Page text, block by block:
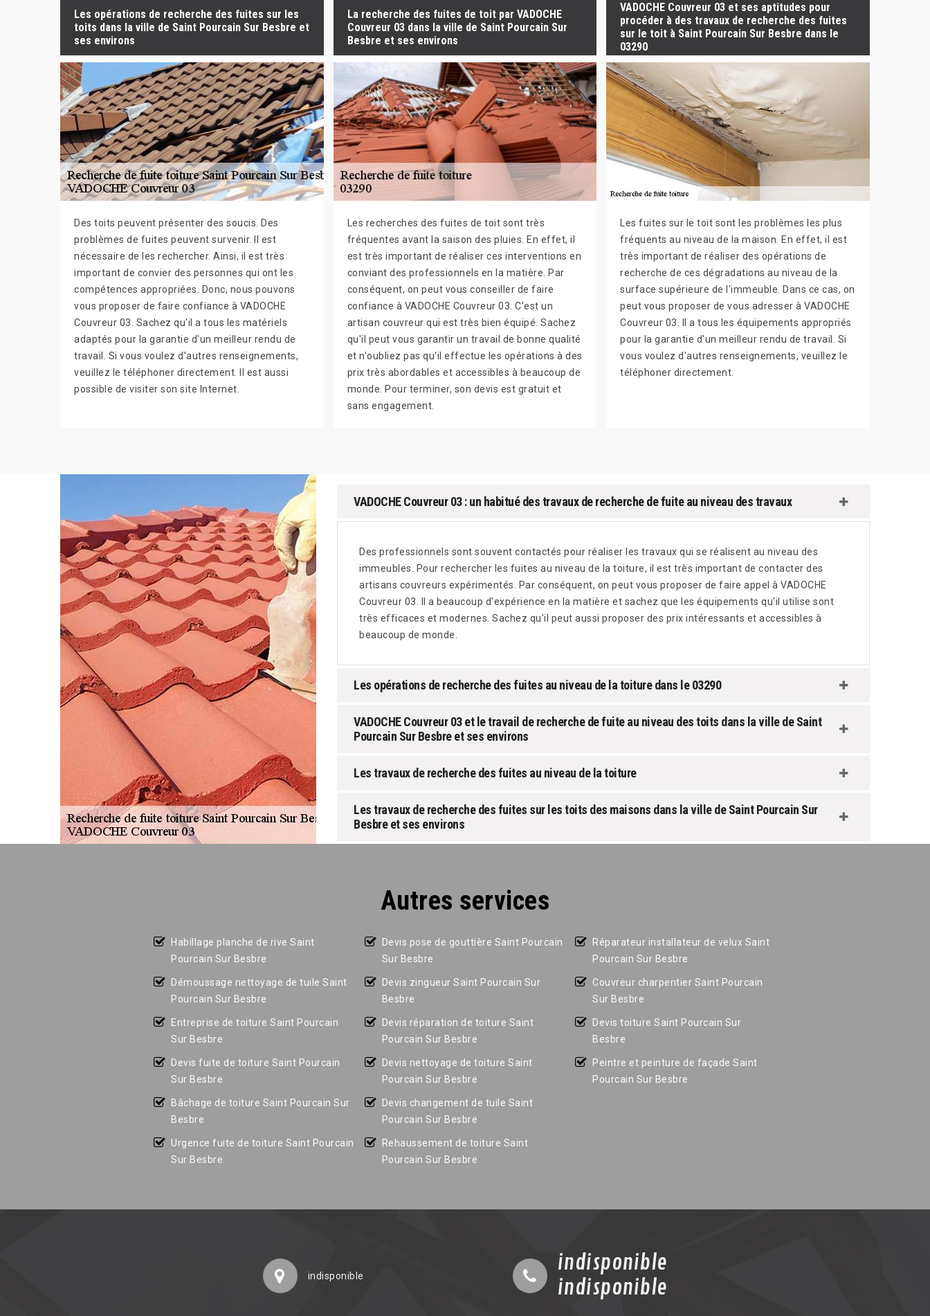
Les opérations de recherche des fuites sur les
toits dans la ville de Saint Pourcain Sur Besbre et
ses environs
Des toits peuvent présenter des soucis. Des
problèmes de fuites peuvent survenir. Il est
nécessaire de les rechercher. Ainsi, il est très
important de convier des personnes qui ont les
compétences appropriées. Donc, nous pouvons
vous proposer de faire confiance à VADOCHE
Couvreur 03. Sachez qu'il a tous les matériels
adaptés pour la garantie d'un meilleur rendu de
travail. Si vous voulez d'autres renseignements,
veuillez le téléphoner directement. Il est aussi
possible de visiter son site Internet.
La recherche des fuites de toit par VADOCHE
Couvreur 03 dans la ville de Saint Pourcain Sur
Besbre et ses environs
Les recherches des fuites de toit sont très
fréquentes avant la saison des pluies. En effet, il
est très important de réaliser ces interventions en
conviant des professionnels en la matière. Par
conséquent, on peut vous conseiller de faire
confiance à VADOCHE Couvreur 03. C'est un
artisan couvreur qui est très bien équipé. Sachez
qu'il peut vous garantir un travail de bonne qualité
et n'oubliez pas qu'il effectue les opérations à des
prix très abordables et accessibles à beaucoup de
monde. Pour terminer, son devis est gratuit et
sans engagement.
VADOCHE Couvreur 03 et ses aptitudes pour
procéder à des travaux de recherche des fuites
sur le toit à Saint Pourcain Sur Besbre dans le
03290
Les fuites sur le toit sont les problèmes les plus
fréquents au niveau de la maison. En effet, il est
très important de réaliser des opérations de
recherche de ces dégradations au niveau de la
surface supérieure de l'immeuble. Dans ce cas, on
peut vous proposer de vous adresser à VADOCHE
Couvreur 03. Il a tous les équipements appropriés
pour la garantie d'un meilleur rendu de travail. Si
vous voulez d'autres renseignements, veuillez le
téléphoner directement.
VADOCHE Couvreur 03 : un habitué des travaux de recherche de fuite au niveau des travaux
Des professionnels sont souvent contactés pour réaliser les travaux qui se réalisent au niveau des
immeubles. Pour rechercher les fuites au niveau de la toiture, il est très important de contacter des
artisans couvreurs expérimentés. Par conséquent, on peut vous proposer de faire appel à VADOCHE
Couvreur 03. Il a beaucoup d'expérience en la matière et sachez que les équipements qu'il utilise sont
très efficaces et modernes. Sachez qu'il peut aussi proposer des prix intéressants et accessibles à
beaucoup de monde.
Les opérations de recherche des fuites au niveau de la toiture dans le 03290
VADOCHE Couvreur 03 et le travail de recherche de fuite au niveau des toits dans la ville de Saint
Pourcain Sur Besbre et ses environs
Les travaux de recherche des fuites au niveau de la toiture
Les travaux de recherche des fuites sur les toits des maisons dans la ville de Saint Pourcain Sur
Besbre et ses environs
Autres services
Habillage planche de rive Saint
Pourcain Sur Besbre
Démoussage nettoyage de tuile Saint
Pourcain Sur Besbre
Entreprise de toiture Saint Pourcain
Sur Besbre
Devis fuite de toiture Saint Pourcain
Sur Besbre
Bâchage de toiture Saint Pourcain Sur
Besbre
Urgence fuite de toiture Saint Pourcain
Sur Besbre
Devis pose de gouttière Saint Pourcain
Sur Besbre
Devis zingueur Saint Pourcain Sur
Besbre
Devis réparation de toiture Saint
Pourcain Sur Besbre
Devis nettoyage de toiture Saint
Pourcain Sur Besbre
Devis changement de tuile Saint
Pourcain Sur Besbre
Rehaussement de toiture Saint
Pourcain Sur Besbre
Réparateur installateur de velux Saint
Pourcain Sur Besbre
Couvreur charpentier Saint Pourcain
Sur Besbre
Devis toiture Saint Pourcain Sur
Besbre
Peintre et peinture de façade Saint
Pourcain Sur Besbre
indisponible
indisponible
indisponible